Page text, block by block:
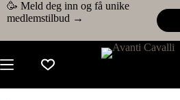
🥳 Meld deg inn og få unike
medlemstilbud →